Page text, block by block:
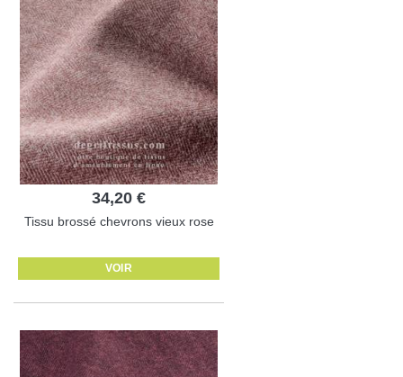
34,20 €
Tissu brossé chevrons vieux rose
VOIR